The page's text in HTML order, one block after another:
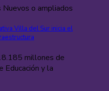
o ampliados
Villa del Sur inicia el
millones de
Educación y la